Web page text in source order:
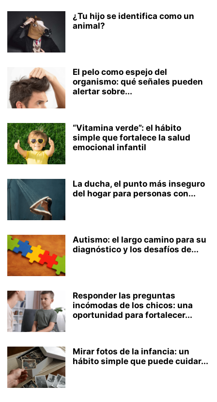
¿Tu hijo se identifica como un
animal?
El pelo como espejo del
organismo: qué señales pueden
alertar sobre...
“Vitamina verde”: el hábito
simple que fortalece la salud
emocional infantil
La ducha, el punto más inseguro
del hogar para personas con...
Autismo: el largo camino para su
diagnóstico y los desafíos de...
Responder las preguntas
incómodas de los chicos: una
oportunidad para fortalecer...
Mirar fotos de la infancia: un
hábito simple que puede cuidar...